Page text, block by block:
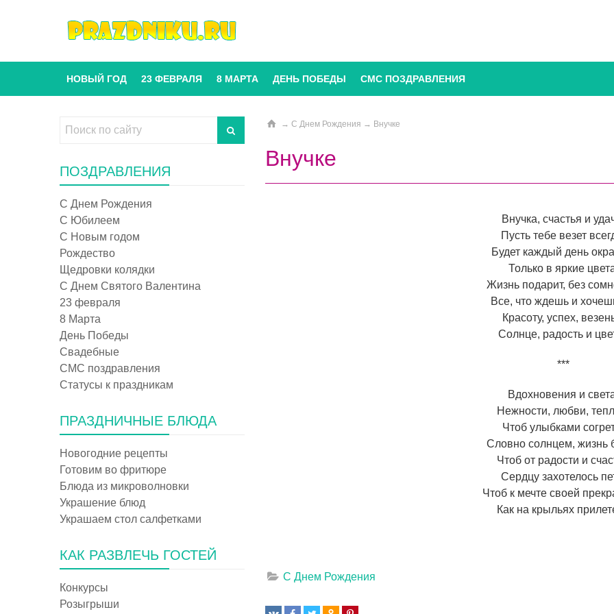
НОВЫЙ ГОД 23 ФЕВРАЛЯ 8 МАРТА ДЕНЬ ПОБЕДЫ СМС ПОЗДРАВЛЕНИЯ
→ С Днем Рождения → Внучке
Внучке
Внучка, счастья и
Пусть тебе везет
Будет каждый день
Только в яркие
Жизнь подарит, без
Все, что ждешь и
Красоту, успех,
Солнце, радость и
***
Вдохновения и
Нежности, любви,
Чтоб улыбками
Словно солнцем, жизнь
Чтоб от радости и
Сердцу захотелось
Чтоб к мечте своей
Как на крыльях
С Днем Рождения
ПОЗДРАВЛЕНИЯ
С Днем Рождения
С Юбилеем
С Новым годом
Рождество
Щедровки колядки
С Днем Святого Валентина
23 февраля
8 Марта
День Победы
Свадебные
СМС поздравления
Статусы к праздникам
ПРАЗДНИЧНЫЕ БЛЮДА
Новогодние рецепты
Готовим во фритюре
Блюда из микроволновки
Украшение блюд
Украшаем стол салфетками
КАК РАЗВЛЕЧЬ ГОСТЕЙ
Конкурсы
Розыгрыши